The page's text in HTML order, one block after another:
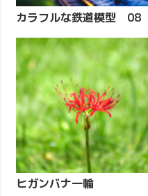
カラフルな鉄道模型 08
ヒガンバナ一輪